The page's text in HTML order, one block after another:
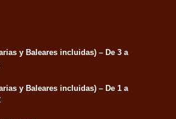
y Baleares incluidas) – De 3 a
y Baleares incluidas) – De 1 a